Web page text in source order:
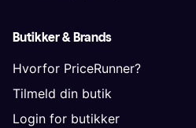
Butikker & Brands
Hvorfor PriceRunner?
Tilmeld din butik
Login for butikker